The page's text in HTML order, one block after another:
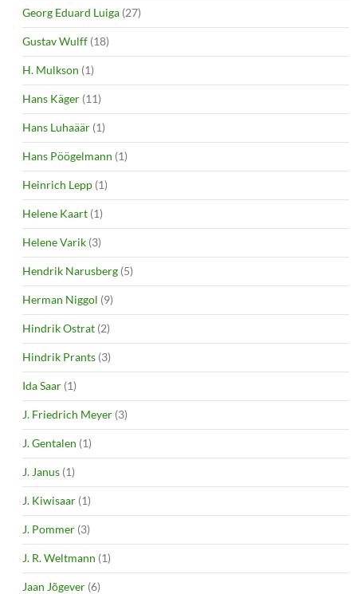
Georg Eduard Luiga (27)
Gustav Wulff (18)
H. Mulkson (1)
Hans Käger (11)
Hans Luhaäär (1)
Hans Pöögelmann (1)
Heinrich Lepp (1)
Helene Kaart (1)
Helene Varik (3)
Hendrik Narusberg (5)
Herman Niggol (9)
Hindrik Ostrat (2)
Hindrik Prants (3)
Ida Saar (1)
J. Friedrich Meyer (3)
J. Gentalen (1)
J. Janus (1)
J. Kiwisaar (1)
J. Pommer (3)
J. R. Weltmann (1)
Jaan Jõgever (6)